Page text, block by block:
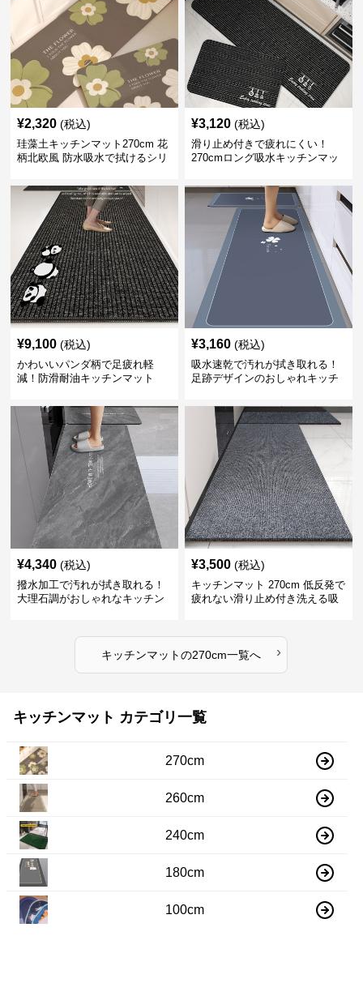
¥2,320 (税込)
珪藻土キッチンマット270cm 花
柄北欧風 防水吸水で拭けるシリ
¥3,120 (税込)
滑り止め付きで疲れにくい！
270cmロング吸水キッチンマッ
¥9,100 (税込)
かわいいパンダ柄で足疲れ軽
減！防滑耐油キッチンマット
¥3,160 (税込)
吸水速乾で汚れが拭き取れる！
足跡デザインのおしゃれキッチ
¥4,340 (税込)
撥水加工で汚れが拭き取れる！
大理石調がおしゃれなキッチン
¥3,500 (税込)
キッチンマット 270cm 低反発で
疲れない滑り止め付き洗える吸
キッチンマットの270cm一覧へ ›
キッチンマット カテゴリ一覧
270cm
260cm
240cm
180cm
100cm